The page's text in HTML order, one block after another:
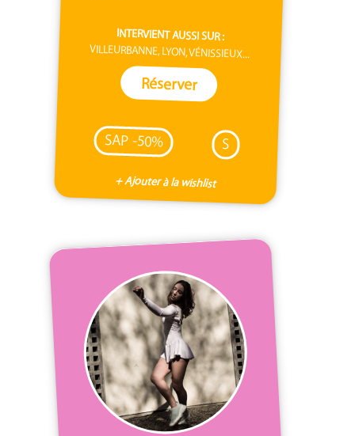
INTERVIENT AUSSI SUR :
VILLEURBANNE, LYON, VÉNISSIEUX...
Réserver
SAP -50% S
+ Ajouter à la wishlist